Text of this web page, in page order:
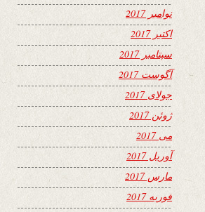
نوامبر 2017
اکتبر 2017
سپتامبر 2017
آگوست 2017
جولای 2017
ژوئن 2017
می 2017
آوریل 2017
مارس 2017
فوریه 2017